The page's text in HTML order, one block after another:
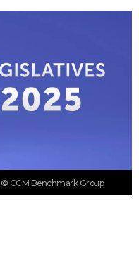
© CCM Benchmark Group